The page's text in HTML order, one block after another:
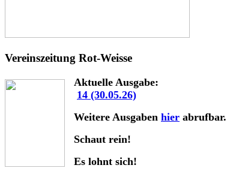
Vereinszeitung Rot-Weisse
Aktuelle Ausgabe:
14 (30.05.26)
Weitere Ausgaben hier abrufbar.
Schaut rein!
Es lohnt sich!